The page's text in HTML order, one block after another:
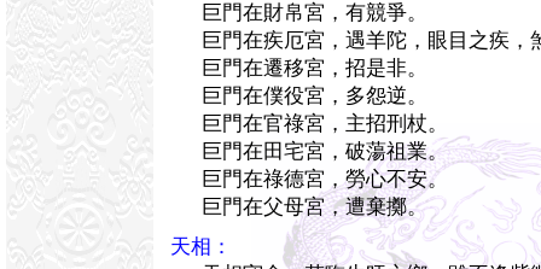
巨門在財帛宮，有競爭。
巨門在疾厄宮，遇羊陀，眼目之疾，
巨門在遷移宮，招是非。
巨門在僕役宮，多怨逆。
巨門在官祿宮，主招刑杖。
巨門在田宅宮，破蕩祖業。
巨門在祿德宮，勞心不安。
巨門在父母宮，遭棄擲。
天相：